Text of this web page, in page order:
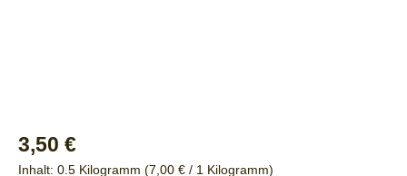
Regulärer Preis:
3,50 €
Inhalt: 0.5 Kilogramm (7,00 € / 1 Kilogramm)